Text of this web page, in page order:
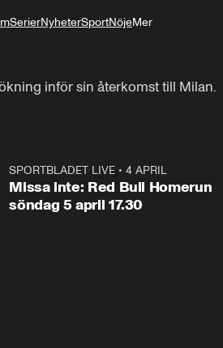
SerierNyheterSportNöjeMer
inför sin återkomst till Milan.
SPORTBLADET LIVE •4 APRIL
Missa inte: Red Bull Homerun
söndag 5 april 17.30